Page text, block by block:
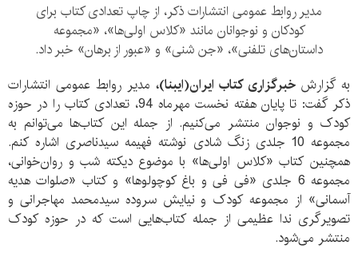
مدیر روابط عمومی انتشارات ذکر، از چاپ تعدادی کتاب برای
کودکان و نوجوانان مانند «کلاس اولی‌ها»، «مجموعه
داستان‌های تلفنی»، «جن شنی» و «عبور از برهان» خبر داد.
به گزارش خبرگزاری کتاب ایران(ایبنا)، مدیر روابط عمومی انتشارات
ذکر گفت: تا پایان هفته نخست مهرماه 94، تعدادی کتاب را در حوزه
کودک و نوجوان منتشر می‌کنیم. از جمله این کتاب‌ها می‌توانم به
مجموعه 10 جلدی زنگ شادی نوشته فهیمه سیدناصری اشاره کنم.
همچنین کتاب «کلاس اولی‌ها» با موضوع دیکته شب و روان‌خوانی،
مجموعه 6 جلدی «فی فی و باغ کوچولوها» و کتاب «صلوات هدیه
آسمانی» از مجموعه کودک و نیایش سروده سیدمحمد مهاجرانی و
تصویرگری ندا عظیمی از جمله کتاب‌هایی است که در حوزه کودک
منتشر می‌شود.